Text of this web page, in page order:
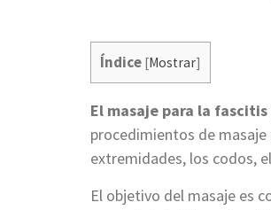
Índice [Mostrar]
El masaje para la
procedimientos de
extremidades, los codos,
El objetivo del masaje es